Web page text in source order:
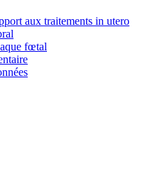
aux traitements in utero
fœtal